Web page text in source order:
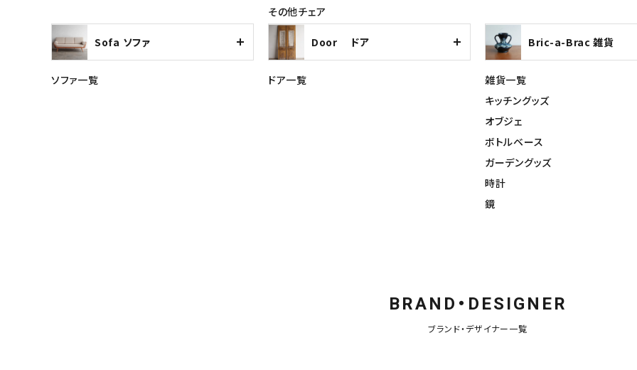
その他チェア
Sofa ソファ
ソファ一覧
Door ドア
ドア一覧
Bric-a-Brac 雑貨
雑貨一覧
キッチングッズ
オブジェ
ボトルベース
ガーデングッズ
時計
鏡
BRAND・DESIGNER
ブランド・デザイナー一覧